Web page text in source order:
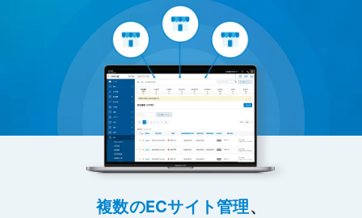
複数のECサイト管理、